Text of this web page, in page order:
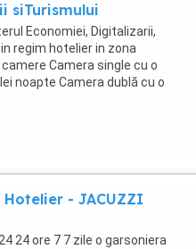
siTurismului
Economiei, Digitalizarii,
regim hotelier in zona
Camera single cu o
noapte Camera dublă cu o
- JACUZZI
24 ore 7 7 zile o garsoniera